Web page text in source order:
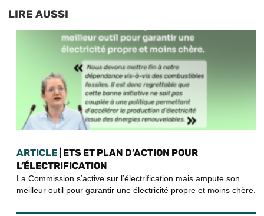
LIRE AUSSI
ARTICLE | ETS ET PLAN D’ACTION POUR
L’ÉLECTRIFICATION
La Commission s’active sur l’électrification mais ampute son
meilleur outil pour garantir une électricité propre et moins chère.